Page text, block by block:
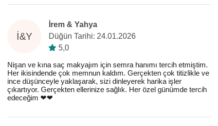
İ&Y
İrem & Yahya
Düğün Tarihi: 24.01.2026
5,0
Nişan ve kına saç makyajım için semra hanımı tercih etmiştim.
Her ikisindende çok memnun kaldım. Gerçekten çok titizlikle ve
ince düşünceyle yaklaşarak, sizi dinleyerek harika işler
çıkartıyor. Gerçekten ellerinize sağlık. Her özel günümde tercih
edeceğim ❤️❤️